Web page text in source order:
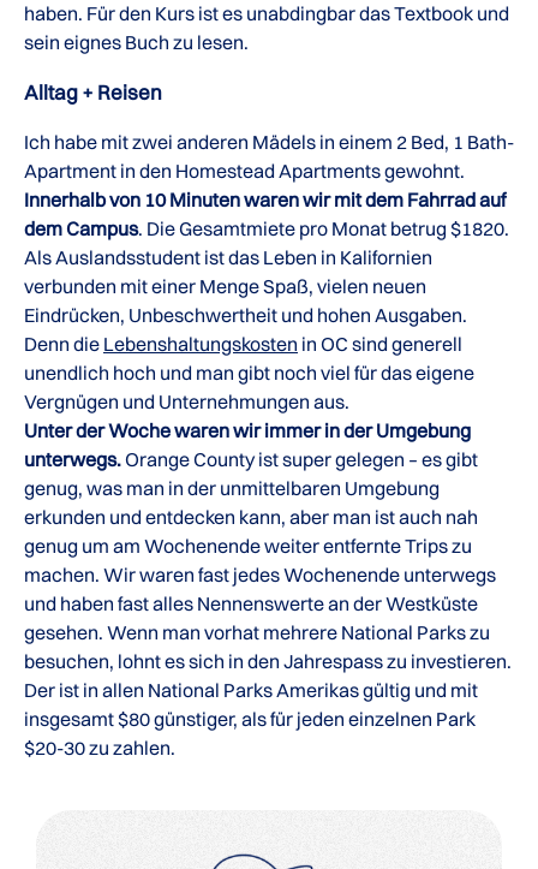
haben. Für den Kurs ist es unabdingbar das Textbook und
sein eignes Buch zu lesen.
Alltag + Reisen
Ich habe mit zwei anderen Mädels in einem 2 Bed, 1 Bath-
Apartment in den Homestead Apartments gewohnt.
Innerhalb von 10 Minuten waren wir mit dem Fahrrad auf
dem Campus. Die Gesamtmiete pro Monat betrug $1820.
Als Auslandsstudent ist das Leben in Kalifornien
verbunden mit einer Menge Spaß, vielen neuen
Eindrücken, Unbeschwertheit und hohen Ausgaben.
Denn die Lebenshaltungskosten in OC sind generell
unendlich hoch und man gibt noch viel für das eigene
Vergnügen und Unternehmungen aus.
Unter der Woche waren wir immer in der Umgebung
unterwegs.Orange County ist super gelegen – es gibt
genug, was man in der unmittelbaren Umgebung
erkunden und entdecken kann, aber man ist auch nah
genug um am Wochenende weiter entfernte Trips zu
machen. Wir waren fast jedes Wochenende unterwegs
und haben fast alles Nennenswerte an der Westküste
gesehen. Wenn man vorhat mehrere National Parks zu
besuchen, lohnt es sich in den Jahrespass zu investieren.
Der ist in allen National Parks Amerikas gültig und mit
insgesamt $80 günstiger, als für jeden einzelnen Park
$20-30 zu zahlen.